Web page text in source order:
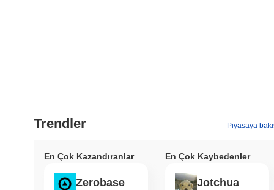
Trendler Piyasaya
En Çok Kazandıranlar
Zerobase
En Çok Kaybedenler
Jotchua